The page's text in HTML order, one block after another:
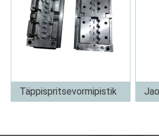
Täppispritsevormipistik